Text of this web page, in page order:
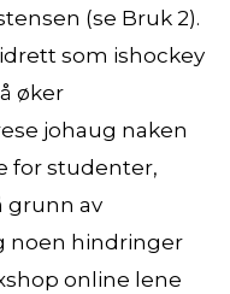
(se Bruk 2).
som ishockey
øker
johaug naken
for studenter,
grunn av
noen hindringer
online lene